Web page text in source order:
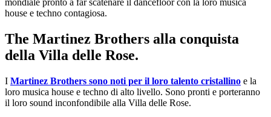
mondiale pronto a far scatenare il dancefloor con la loro musica
house e techno contagiosa.
The Martinez Brothers alla conquista
della Villa delle Rose.
I Martinez Brothers sono noti per il loro talento cristallino e la
loro musica house e techno di alto livello. Sono pronti e porteranno
il loro sound inconfondibile alla Villa delle Rose.